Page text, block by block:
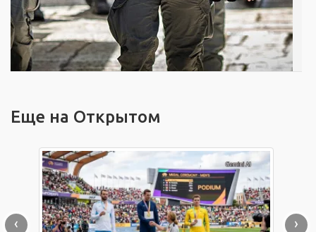
Еще на Открытом
‹ ›